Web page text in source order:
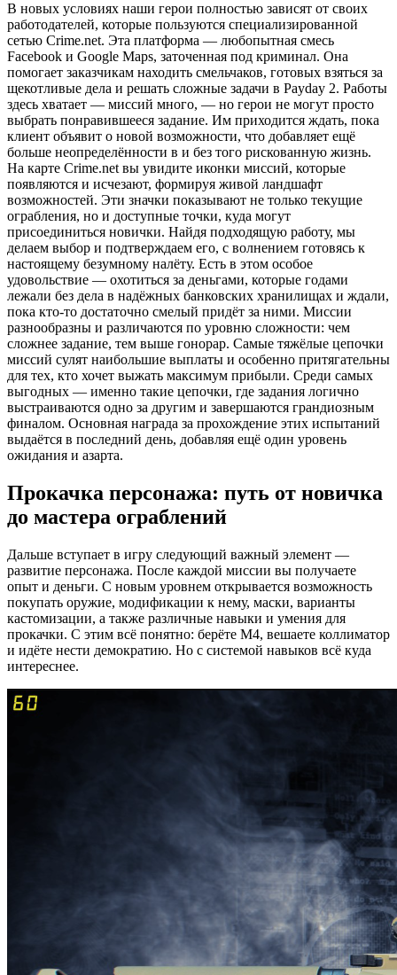
В новых условиях наши герои полностью зависят от своих
работодателей, которые пользуются специализированной
сетью Crime.net. Эта платформа — любопытная смесь
Facebook и Google Maps, заточенная под криминал. Она
помогает заказчикам находить смельчаков, готовых взяться за
щекотливые дела и решать сложные задачи в Payday 2. Работы
здесь хватает — миссий много, — но герои не могут просто
выбрать понравившееся задание. Им приходится ждать, пока
клиент объявит о новой возможности, что добавляет ещё
больше неопределённости в и без того рискованную жизнь.
На карте Crime.net вы увидите иконки миссий, которые
появляются и исчезают, формируя живой ландшафт
возможностей. Эти значки показывают не только текущие
ограбления, но и доступные точки, куда могут
присоединиться новички. Найдя подходящую работу, мы
делаем выбор и подтверждаем его, с волнением готовясь к
настоящему безумному налёту. Есть в этом особое
удовольствие — охотиться за деньгами, которые годами
лежали без дела в надёжных банковских хранилищах и ждали,
пока кто-то достаточно смелый придёт за ними. Миссии
разнообразны и различаются по уровню сложности: чем
сложнее задание, тем выше гонорар. Самые тяжёлые цепочки
миссий сулят наибольшие выплаты и особенно притягательны
для тех, кто хочет выжать максимум прибыли. Среди самых
выгодных — именно такие цепочки, где задания логично
выстраиваются одно за другим и завершаются грандиозным
финалом. Основная награда за прохождение этих испытаний
выдаётся в последний день, добавляя ещё один уровень
ожидания и азарта.
Прокачка персонажа: путь от новичка
до мастера ограблений
Дальше вступает в игру следующий важный элемент —
развитие персонажа. После каждой миссии вы получаете
опыт и деньги. С новым уровнем открывается возможность
покупать оружие, модификации к нему, маски, варианты
кастомизации, а также различные навыки и умения для
прокачки. С этим всё понятно: берёте М4, вешаете коллиматор
и идёте нести демократию. Но с системой навыков всё куда
интереснее.